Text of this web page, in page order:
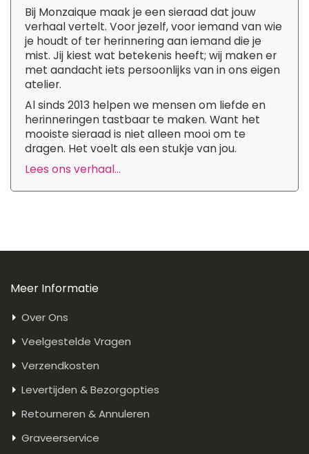
Bij Monzaique maak je een sieraad dat jouw
verhaal vertelt. Voor jezelf, voor iemand van wie
je houdt of ter herinnering aan iemand die je
mist. Jij kiest wat betekenis heeft; wij maken er
met aandacht iets persoonlijks van in ons eigen
atelier.
Al sinds 2013 helpen we mensen om liefde en
herinneringen tastbaar te maken. Want het
mooiste sieraad is niet alleen mooi om te
dragen. Het voelt als een stukje van jou.
Lees ons verhaal...
Meer Informatie
Over Ons
Veelgestelde Vragen
Verzendkosten
Levertijden & Bezorgopties
Retourneren & Annuleren
Graveerservice